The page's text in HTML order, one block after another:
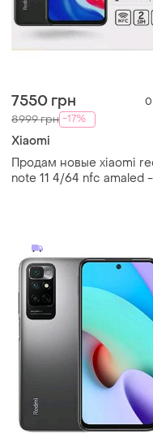
7550 грн 0
8999 грн -17%
Xiaomi
Продам новые xiaomi
note 11 4/64 nfc amaled